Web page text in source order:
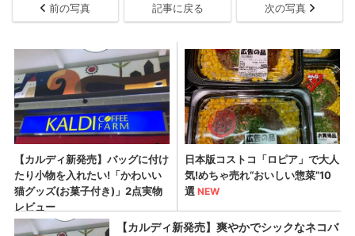
前の写真 記事に戻る 次の写真